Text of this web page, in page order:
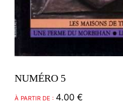
NUMÉRO 5
À PARTIR DE : 4.00 €